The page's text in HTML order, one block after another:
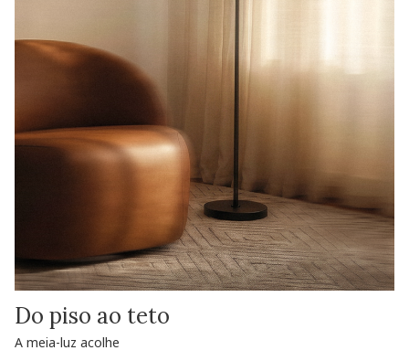
Do piso ao teto
A meia-luz acolhe